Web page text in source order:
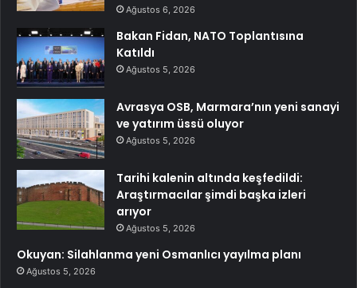
Ağustos 6, 2026
Bakan Fidan, NATO Toplantısına
Katıldı
Ağustos 5, 2026
Avrasya OSB, Marmara’nın yeni sanayi
ve yatırım üssü oluyor
Ağustos 5, 2026
Tarihi kalenin altında keşfedildi:
Araştırmacılar şimdi başka izleri
arıyor
Ağustos 5, 2026
Okuyan: Silahlanma yeni Osmanlıcı yayılma planı
Ağustos 5, 2026